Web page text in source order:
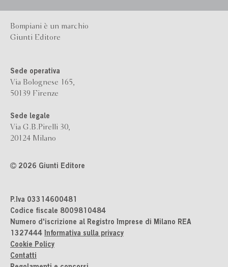
Bompiani è un marchio
Giunti Editore
Sede operativa
Via Bolognese 165,
50139 Firenze
Sede legale
Via G.B.Pirelli 30,
20124 Milano
2026 Giunti Editore
P.Iva 03314600481
Codice fiscale 8009810484
Numero d'iscrizione al Registro Imprese di Milano REA
1327444 Informativa sulla privacy
Cookie Policy
Contatti